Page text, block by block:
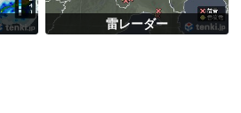
雷レーダー